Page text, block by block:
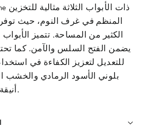
المنظم في غرف النوم، حيث توفر
الكثير من المساحة. تتميز
يضمن الفتح السلس والآمن. كما
للتعديل لتعزيز الكفاءة في
بلوني الأسود الرمادي
أنيقة ومريحة على الغرفة.